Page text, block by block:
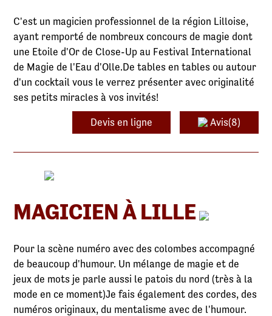
C'est un magicien professionnel de la région Lilloise,
ayant remporté de nombreux concours de magie dont
une Etoile d'Or de Close-Up au Festival International
de Magie de l'Eau d'Olle.De tables en tables ou autour
d'un cocktail vous le verrez présenter avec originalité
ses petits miracles à vos invités!
Devis en ligne Avis(8)
MAGICIEN À LILLE
Pour la scène numéro avec des colombes accompagné
de beaucoup d'humour. Un mélange de magie et de
jeux de mots je parle aussi le patois du nord (très à la
mode en ce moment)Je fais également des cordes, des
numéros originaux, du mentalisme avec de l'humour.